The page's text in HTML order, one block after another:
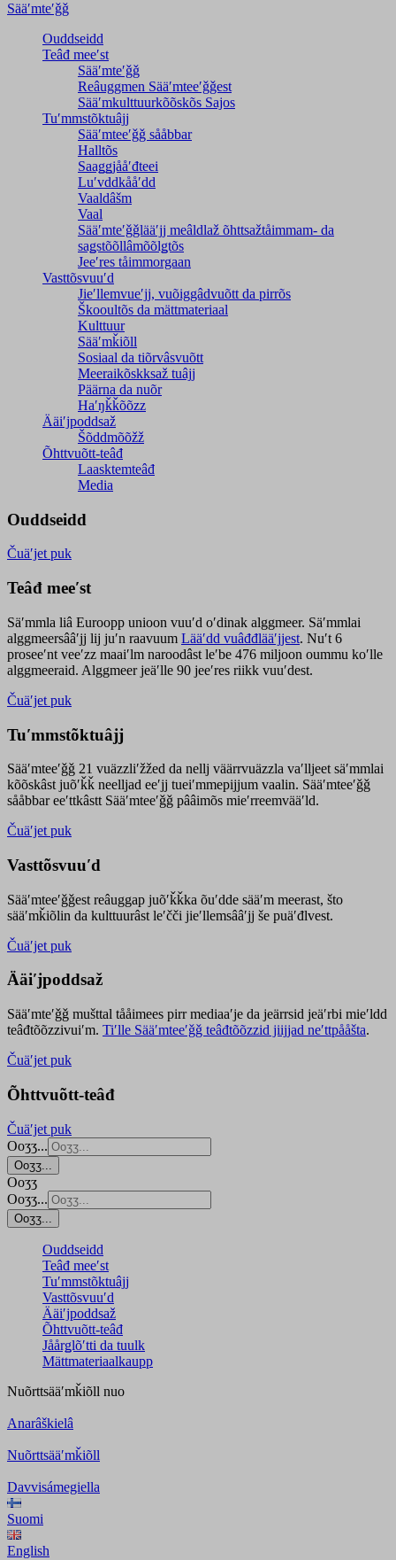
Sääʹmteʹǧǧ
Ouddseidd
Teâđ meeʹst
Sääʹmteʹǧǧ
Reâuggmen Sääʹmteeʹǧǧest
Sääʹmkulttuurkõõskõs Sajos
Tuʹmmstõktuâjj
Sääʹmteeʹǧǧ sååbbar
Halltõs
Saaǥǥjååʹđteei
Luʹvddkååʹdd
Vaaldâšm
Vaal
Sääʹmteʹǧǧlääʹjj meâldlaž õhttsažtåimmam- da
saǥstõõllâmõõlǥtõs
Jeeʹres tåimmorgaan
Vasttõsvuuʹd
Jieʹllemvueʹjj, vuõiggâdvuõtt da pirrõs
Škooultõs da mättmateriaal
Kulttuur
Sääʹmǩiõll
Sosiaal da tiõrvâsvuõtt
Meeraikõskksaž tuâjj
Päärna da nuõr
Haʹŋǩǩõõzz
Ääiʹjpoddsaž
Šõddmõõžž
Õhttvuõtt-teâđ
Laasktemteâđ
Media
Ouddseidd
Čuäʹjet puk
Teâđ meeʹst
Säʹmmla liâ Euroopp unioon vuuʹd oʹdinak alggmeer. Säʹmmlai
alggmeersââʹjj lij juʹn raavuum Lääʹdd vuâđđlääʹjjest. Nuʹt 6
proseeʹnt veeʹzz maaiʹlm naroodâst leʹbe 476 miljoon oummu koʹlle
alggmeeraid. Alggmeer jeäʹlle 90 jeeʹres riikk vuuʹdest.
Čuäʹjet puk
Tuʹmmstõktuâjj
Sääʹmteeʹǧǧ 21 vuäzzliʹžžed da nellj väärrvuäzzla vaʹlljeet säʹmmlai
kõõskâst juõʹǩǩ neelljad eeʹjj tueiʹmmepijjum vaalin. Sääʹmteeʹǧǧ
sååbbar eeʹttkâstt Sääʹmteeʹǧǧ pââimõs mieʹrreemvääʹld.
Čuäʹjet puk
Vasttõsvuuʹd
Sääʹmteeʹǧǧest reâuggap juõʹǩǩka õuʹdde sääʹm meerast, što
sääʹmǩiõlin da kulttuurâst leʹčči jieʹllemsââʹjj še puäʹđlvest.
Čuäʹjet puk
Ääiʹjpoddsaž
Sääʹmteʹǧǧ mušttal tååimees pirr mediaaʹje da jeärrsid jeäʹrbi mieʹldd
teâđtõõzzivuiʹm. Tiʹlle Sääʹmteeʹǧǧ teâđtõõzzid jiijjad neʹttpååšta.
Čuäʹjet puk
Õhttvuõtt-teâđ
Čuäʹjet puk
Ooʒʒ...
Ooʒʒ...
Ooʒʒ
Ooʒʒ...
Ooʒʒ...
Ouddseidd
Teâđ meeʹst
Tuʹmmstõktuâjj
Vasttõsvuuʹd
Ääiʹjpoddsaž
Õhttvuõtt-teâđ
Jåårǥlõʹtti da tuulk
Mättmateriaalkaupp
Nuõrttsääʹmǩiõll nuo
Anarâškielâ
Nuõrttsääʹmǩiõll
Davvisámegiella
Suomi
English